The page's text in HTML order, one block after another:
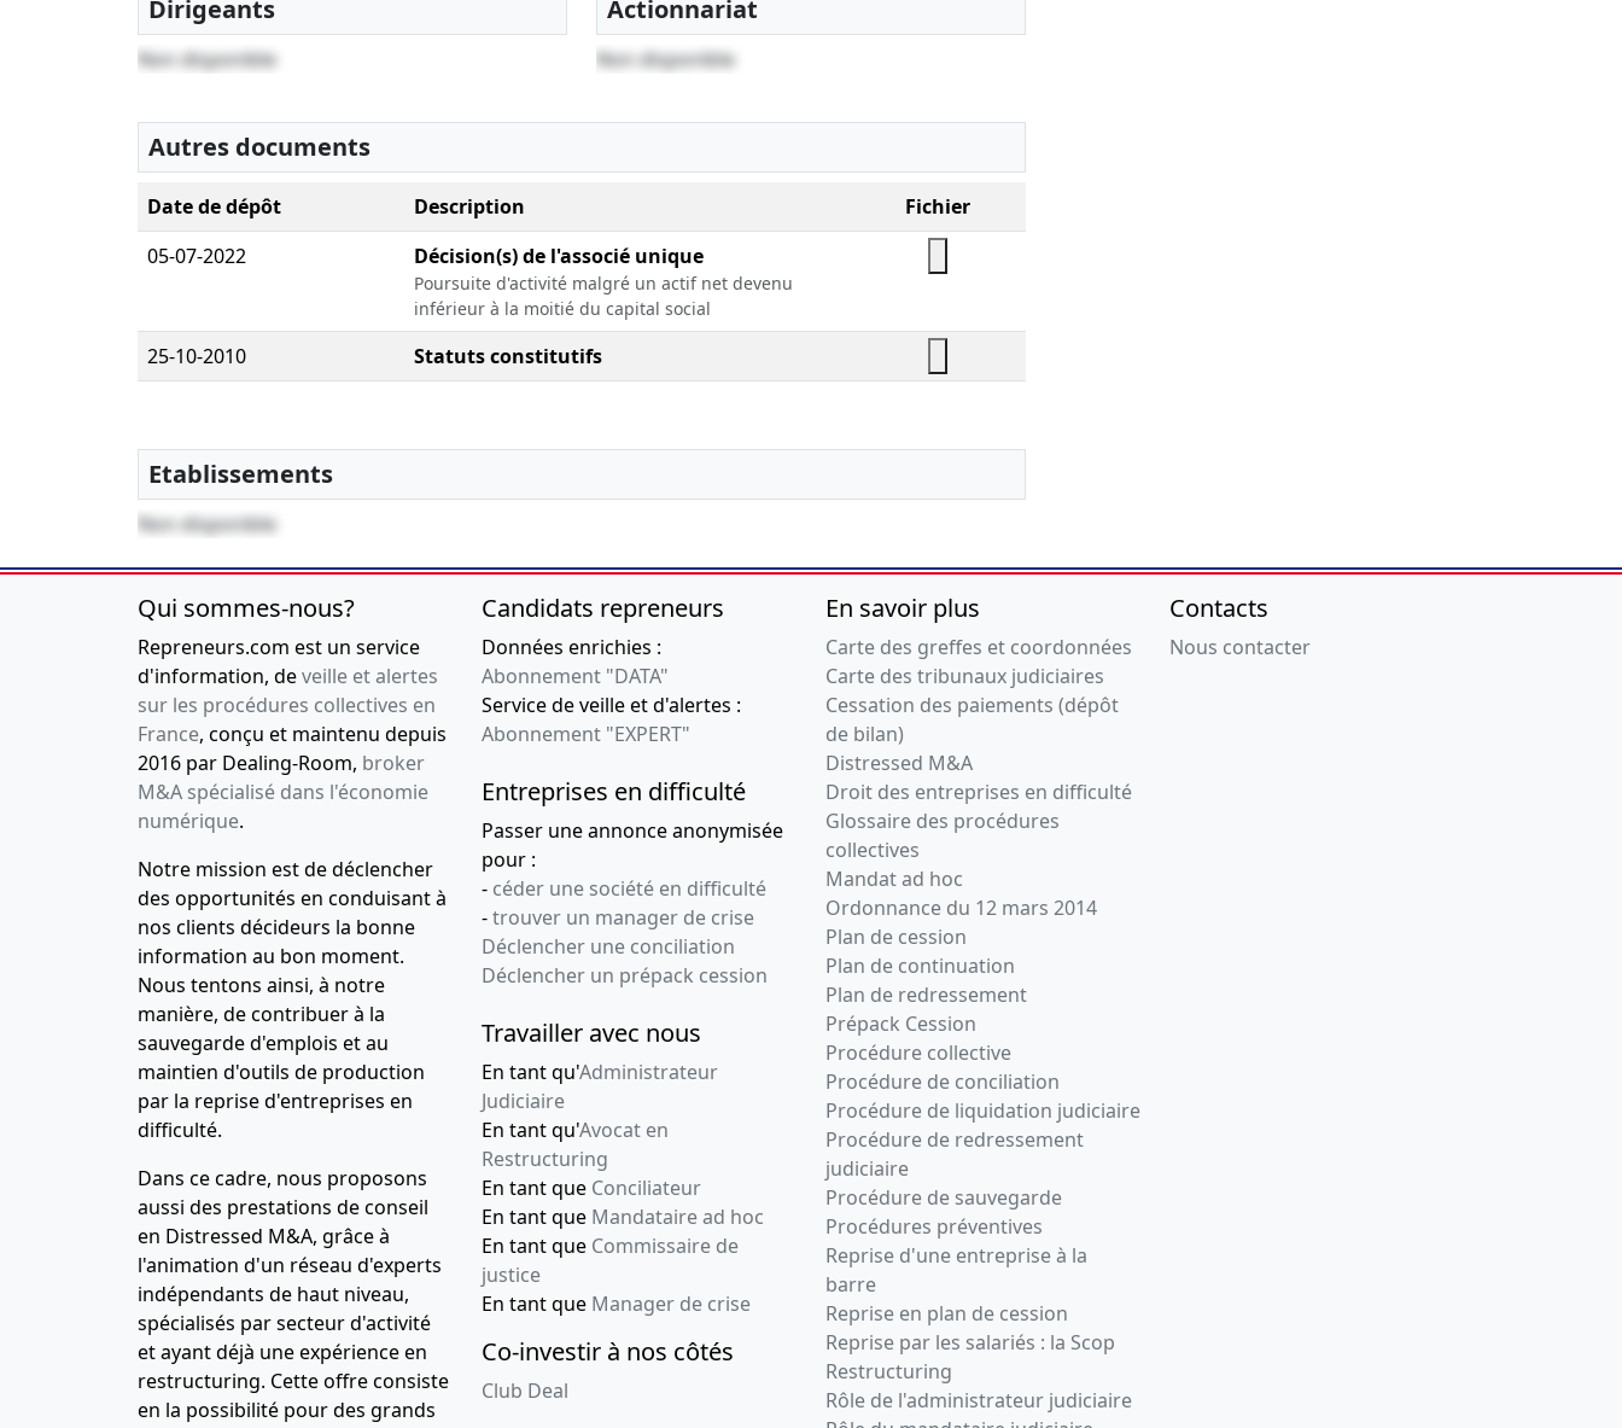
Dirigeants
Non disponible
Actionnariat
Non disponible
Autres documents
Date de dépôt Description
Fichier
05-07-2022
Décision(s) de l'associé unique
Poursuite d'activité malgré un actif net devenu
inférieur à la moitié du capital social
25-10-2010 Statuts constitutifs
Etablissements
Non disponible
Qui sommes-nous?
Repreneurs.com est un service
d'information, deveille et alertes
sur les procédures collectives en
France, conçu et maintenu depuis
2016 par Dealing-Room, broker
M&A spécialisé dans l'économie
numérique.
Notre mission est de déclencher
des opportunités en conduisant à
nos clients décideurs la bonne
information au bon moment.
Nous tentons ainsi, à notre
manière, de contribuer à la
sauvegarde d'emplois et au
maintien d'outils de production
par la reprise d'entreprises en
difficulté.
Dans ce cadre, nous proposons
aussi des prestations de conseil
en Distressed M&A, grâce à
l'animation d'un réseau d'experts
indépendants de haut niveau,
spécialisés par secteur d'activité
et ayant déjà une expérience en
restructuring. Cette offre consiste
en la possibilité pour des grands
Candidats repreneurs
Données enrichies :
Abonnement "DATA"
Service de veille et d'alertes :
Abonnement "EXPERT"
Entreprises en difficulté
Passer une annonce anonymisée
pour :
- céder une société en difficulté
-trouver un manager de crise
Déclencher une conciliation
Déclencher un prépack cession
Travailler avec nous
En tant qu'Administrateur
Judiciaire
En tant qu'Avocat en
Restructuring
En tant que Conciliateur
En tant que Mandataire ad hoc
En tant que Commissaire de
justice
En tant que Manager de crise
Co-investir à nos côtés
Club Deal
En savoir plus
Carte des greffes et coordonnées
Carte des tribunaux judiciaires
Cessation des paiements (dépôt
de bilan)
Distressed M&A
Droit des entreprises en difficulté
Glossaire des procédures
collectives
Mandat ad hoc
Ordonnance du 12 mars 2014
Plan de cession
Plan de continuation
Plan de redressement
Prépack Cession
Procédure collective
Procédure de conciliation
Procédure de liquidation judiciaire
Procédure de redressement
judiciaire
Procédure de sauvegarde
Procédures préventives
Reprise d'une entreprise à la
barre
Reprise en plan de cession
Reprise par les salariés : la Scop
Restructuring
Rôle de l'administrateur judiciaire
Contacts
Nous contacter